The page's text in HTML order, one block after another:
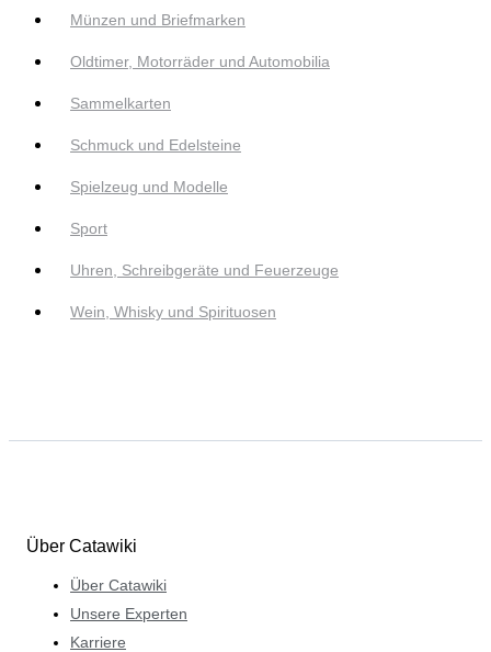
Münzen und Briefmarken
Oldtimer, Motorräder und Automobilia
Sammelkarten
Schmuck und Edelsteine
Spielzeug und Modelle
Sport
Uhren, Schreibgeräte und Feuerzeuge
Wein, Whisky und Spirituosen
Über Catawiki
Über Catawiki
Unsere Experten
Karriere